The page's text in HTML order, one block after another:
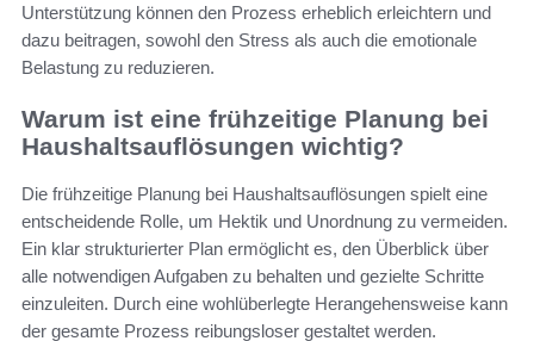
Unterstützung können den Prozess erheblich erleichtern und
dazu beitragen, sowohl den Stress als auch die emotionale
Belastung zu reduzieren.
Warum ist eine frühzeitige Planung bei
Haushaltsauflösungen wichtig?
Die frühzeitige Planung bei Haushaltsauflösungen spielt eine
entscheidende Rolle, um Hektik und Unordnung zu vermeiden.
Ein klar strukturierter Plan ermöglicht es, den Überblick über
alle notwendigen Aufgaben zu behalten und gezielte Schritte
einzuleiten. Durch eine wohlüberlegte Herangehensweise kann
der gesamte Prozess reibungsloser gestaltet werden.